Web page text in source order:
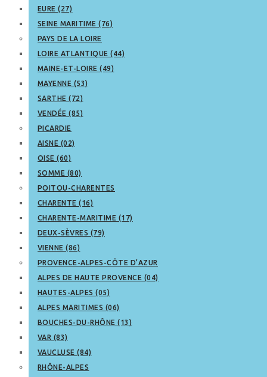
EURE (27)
SEINE MARITIME (76)
PAYS DE LA LOIRE
LOIRE ATLANTIQUE (44)
MAINE-ET-LOIRE (49)
MAYENNE (53)
SARTHE (72)
VENDÉE (85)
PICARDIE
AISNE (02)
OISE (60)
SOMME (80)
POITOU-CHARENTES
CHARENTE (16)
CHARENTE-MARITIME (17)
DEUX-SÈVRES (79)
VIENNE (86)
PROVENCE-ALPES-CÔTE D’AZUR
ALPES DE HAUTE PROVENCE (04)
HAUTES-ALPES (05)
ALPES MARITIMES (06)
BOUCHES-DU-RHÔNE (13)
VAR (83)
VAUCLUSE (84)
RHÔNE-ALPES